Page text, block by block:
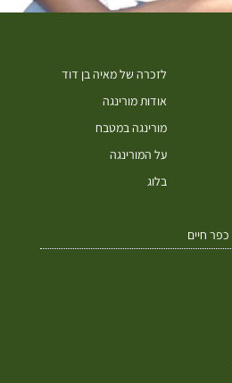
כפר חיים
לזכרה של מאיה בן דוד
אודות מורינגה
מורינגה במטבח
על המורינגה
בלוג